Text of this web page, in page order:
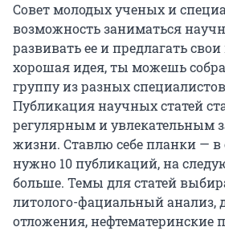
Совет молодых ученых и
возможность заниматься
развивать ее и предлагать
хорошая идея, ты можешь
группу из разных
Публикация научных статей
регулярным и увлекательным
жизни. Ставлю себе планки — в
нужно 10 публикаций, на
больше. Темы для статей
литолого-фациальный анализ,
отложения, нефтематеринские